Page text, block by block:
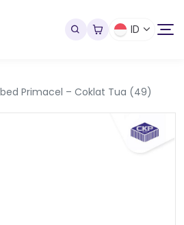
ID
Primacel – Coklat Tua (49)